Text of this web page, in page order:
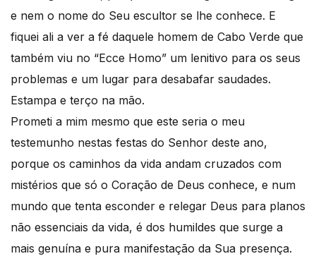
e nem o nome do Seu escultor se lhe conhece. E
fiquei ali a ver a fé daquele homem de Cabo Verde que
também viu no “Ecce Homo” um lenitivo para os seus
problemas e um lugar para desabafar saudades.
Estampa e terço na mão.
Prometi a mim mesmo que este seria o meu
testemunho nestas festas do Senhor deste ano,
porque os caminhos da vida andam cruzados com
mistérios que só o Coração de Deus conhece, e num
mundo que tenta esconder e relegar Deus para planos
não essenciais da vida, é dos humildes que surge a
mais genuína e pura manifestação da Sua presença.